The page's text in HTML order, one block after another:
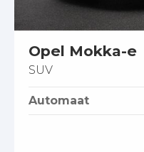
Opel Mokka-e
SUV
Automaat